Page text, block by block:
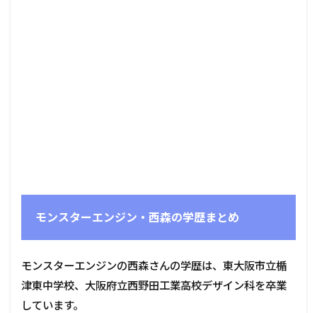
モンスターエンジン・西森の学歴まとめ
モンスターエンジンの西森さんの学歴は、東大阪市立楯
津東中学校、大阪府立西野田工業高校デザイン科を卒業
しています。